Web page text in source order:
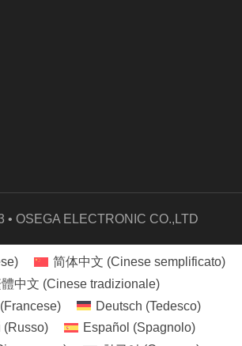
• OSEGA ELECTRONIC CO.,LTD
) 简体中文 (Cinese semplificato)
中文 (Cinese tradizionale)
(Francese) Deutsch (Tedesco)
(Russo) Español (Spagnolo)